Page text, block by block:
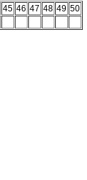
45 46 47 48 49 50